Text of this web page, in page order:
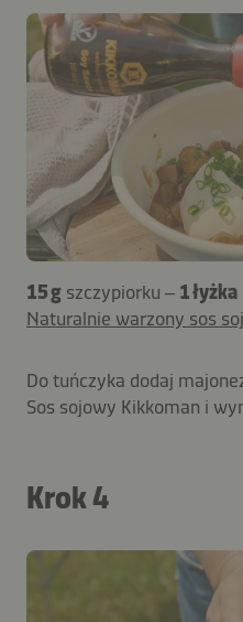
15 g szczypiorku – 1 łyżka
Naturalnie warzony sos
Do tuńczyka dodaj
Sos sojowy Kikkoman i
Krok 4